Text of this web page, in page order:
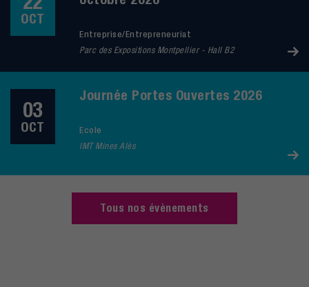
OCT
Entreprise/Entrepreneuriat
Parc des Expositions Montpellier - Hall B2
03
OCT
Journée Portes Ouvertes 2026
Ecole
IMT Mines Alès
Tous nos évènements